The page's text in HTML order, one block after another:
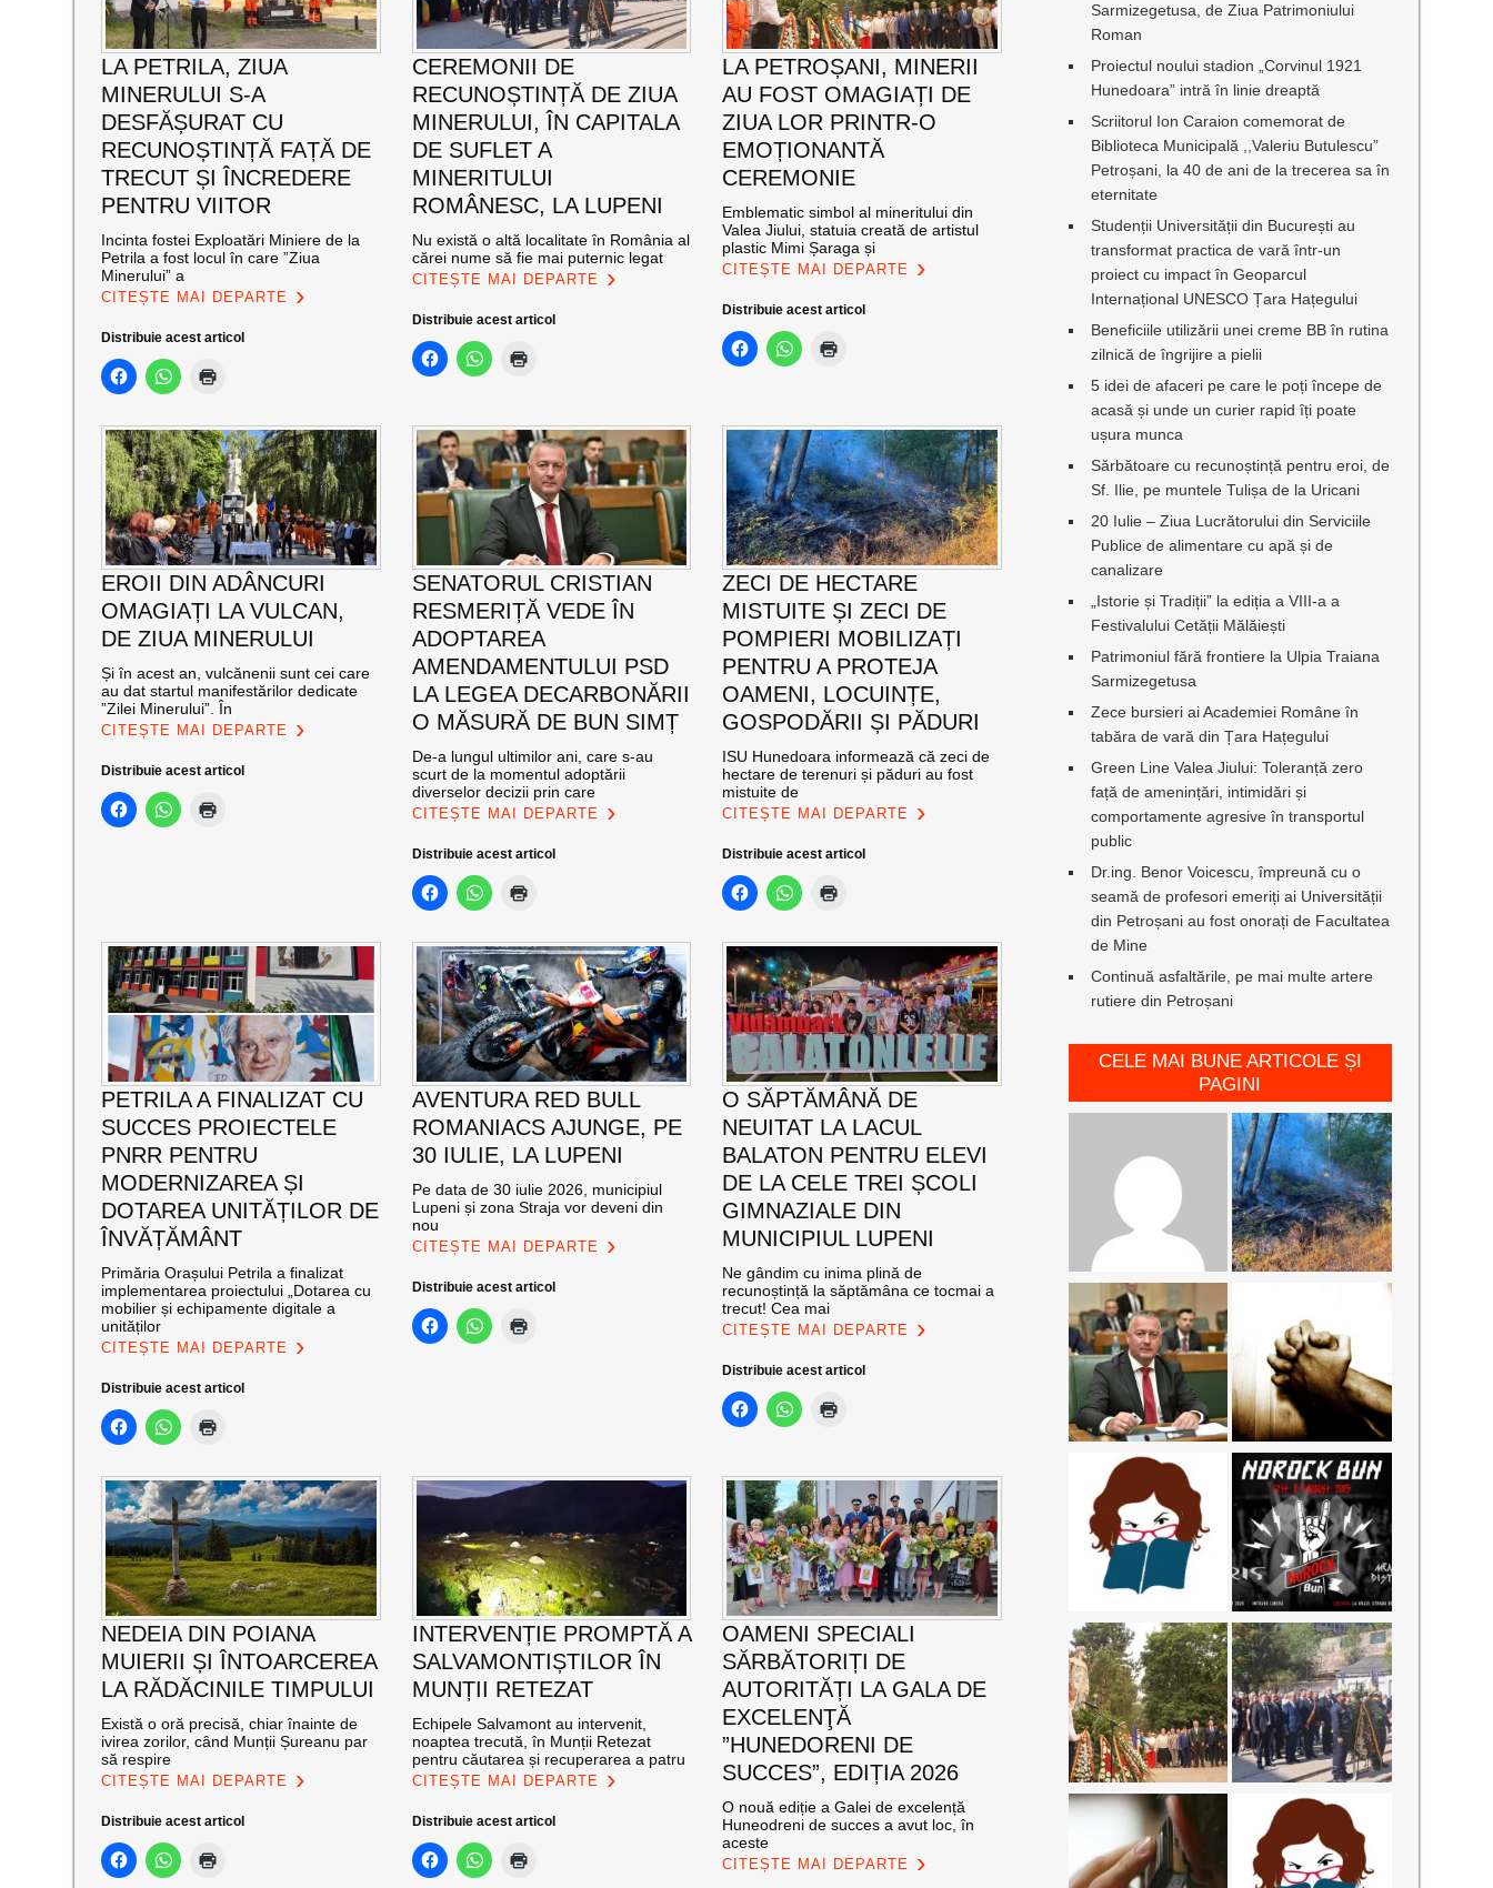
LA PETRILA, ZIUA
MINERULUI S-A
DESFĂȘURAT CU
RECUNOȘTINȚĂ FAȚĂ DE
TRECUT ȘI ÎNCREDERE
PENTRU VIITOR
Incinta fostei Exploatări Miniere de la
Petrila a fost locul în care ”Ziua
Minerului” a
CITEȘTE MAI DEPARTE
Distribuie acest articol
CEREMONII DE
RECUNOȘTINȚĂ DE ZIUA
MINERULUI, ÎN CAPITALA
DE SUFLET A
MINERITULUI
ROMÂNESC, LA LUPENI
Nu există o altă localitate în România al
cărei nume să fie mai puternic legat
CITEȘTE MAI DEPARTE
Distribuie acest articol
LA PETROȘANI, MINERII
AU FOST OMAGIAȚI DE
ZIUA LOR PRINTR-O
EMOȚIONANTĂ
CEREMONIE
Emblematic simbol al mineritului din
Valea Jiului, statuia creată de artistul
plastic Mimi Șaraga și
CITEȘTE MAI DEPARTE
Distribuie acest articol
EROII DIN ADÂNCURI
OMAGIAȚI LA VULCAN,
DE ZIUA MINERULUI
Și în acest an, vulcănenii sunt cei care
au dat startul manifestărilor dedicate
”Zilei Minerului”. În
CITEȘTE MAI DEPARTE
Distribuie acest articol
SENATORUL CRISTIAN
RESMERIȚĂ VEDE ÎN
ADOPTAREA
AMENDAMENTULUI PSD
LA LEGEA DECARBONĂRII
O MĂSURĂ DE BUN SIMȚ
De-a lungul ultimilor ani, care s-au
scurt de la momentul adoptării
diverselor decizii prin care
CITEȘTE MAI DEPARTE
Distribuie acest articol
ZECI DE HECTARE
MISTUITE ȘI ZECI DE
POMPIERI MOBILIZAȚI
PENTRU A PROTEJA
OAMENI, LOCUINȚE,
GOSPODĂRII ȘI PĂDURI
ISU Hunedoara informează că zeci de
hectare de terenuri și păduri au fost
mistuite de
CITEȘTE MAI DEPARTE
Distribuie acest articol
PETRILA A FINALIZAT CU
SUCCES PROIECTELE
PNRR PENTRU
MODERNIZAREA ȘI
DOTAREA UNITĂȚILOR DE
ÎNVĂȚĂMÂNT
Primăria Orașului Petrila a finalizat
implementarea proiectului „Dotarea cu
mobilier și echipamente digitale a
unităților
CITEȘTE MAI DEPARTE
Distribuie acest articol
AVENTURA RED BULL
ROMANIACS AJUNGE, PE
30 IULIE, LA LUPENI
Pe data de 30 iulie 2026, municipiul
Lupeni și zona Straja vor deveni din
nou
CITEȘTE MAI DEPARTE
Distribuie acest articol
O SĂPTĂMÂNĂ DE
NEUITAT LA LACUL
BALATON PENTRU ELEVI
DE LA CELE TREI ȘCOLI
GIMNAZIALE DIN
MUNICIPIUL LUPENI
Ne gândim cu inima plină de
recunoștință la săptămâna ce tocmai a
trecut! Cea mai
CITEȘTE MAI DEPARTE
Distribuie acest articol
NEDEIA DIN POIANA
MUIERII ȘI ÎNTOARCEREA
LA RĂDĂCINILE TIMPULUI
Există o oră precisă, chiar înainte de
ivirea zorilor, când Munții Șureanu par
să respire
CITEȘTE MAI DEPARTE
Distribuie acest articol
INTERVENȚIE PROMPTĂ A
SALVAMONTIȘTILOR ÎN
MUNȚII RETEZAT
Echipele Salvamont au intervenit,
noaptea trecută, în Munții Retezat
pentru căutarea și recuperarea a patru
CITEȘTE MAI DEPARTE
Distribuie acest articol
OAMENI SPECIALI
SĂRBĂTORIȚI DE
AUTORITĂȚI LA GALA DE
EXCELENŢĂ
”HUNEDORENI DE
SUCCES”, EDIȚIA 2026
O nouă ediție a Galei de excelență
Huneodreni de succes a avut loc, în
aceste
CITEȘTE MAI DEPARTE
Sarmizegetusa, de Ziua Patrimoniului
Roman
Proiectul noului stadion „Corvinul 1921
Hunedoara” intră în linie dreaptă
Scriitorul Ion Caraion comemorat de
Biblioteca Municipală ,,Valeriu Butulescu”
Petroșani, la 40 de ani de la trecerea sa în
eternitate
Studenții Universității din București au
transformat practica de vară într-un
proiect cu impact în Geoparcul
Internațional UNESCO Țara Hațegului
Beneficiile utilizării unei creme BB în rutina
zilnică de îngrijire a pielii
5 idei de afaceri pe care le poți începe de
acasă și unde un curier rapid îți poate
ușura munca
Sărbătoare cu recunoștință pentru eroi, de
Sf. Ilie, pe muntele Tulișa de la Uricani
20 Iulie – Ziua Lucrătorului din Serviciile
Publice de alimentare cu apă și de
canalizare
„Istorie și Tradiții” la ediția a VIII-a a
Festivalului Cetății Mălăiești
Patrimoniul fără frontiere la Ulpia Traiana
Sarmizegetusa
Zece bursieri ai Academiei Române în
tabăra de vară din Țara Hațegului
Green Line Valea Jiului: Toleranță zero
față de amenințări, intimidări și
comportamente agresive în transportul
public
Dr.ing. Benor Voicescu, împreună cu o
seamă de profesori emeriți ai Universității
din Petroșani au fost onorați de Facultatea
de Mine
Continuă asfaltările, pe mai multe artere
rutiere din Petroșani
CELE MAI BUNE ARTICOLE ȘI
PAGINI